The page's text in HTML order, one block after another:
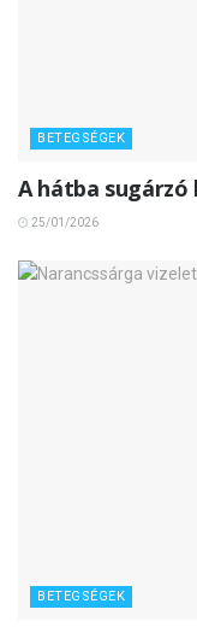
BETEGSÉGEK
A hátba sugárzó
25/01/2026
BETEGSÉGEK